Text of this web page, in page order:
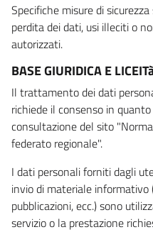
Specifiche misure di
perdita dei dati, usi illeciti o
autorizzati.
BASE GIURIDICA E
Il trattamento dei dati
richiede il consenso in
consultazione del sito
federato regionale".
I dati personali forniti dagli
invio di materiale
pubblicazioni, ecc.) sono
servizio o la prestazione